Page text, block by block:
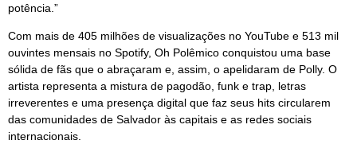
potência.”
Com mais de 405 milhões de visualizações no YouTube e 513 mil
ouvintes mensais no Spotify, Oh Polêmico conquistou uma base
sólida de fãs que o abraçaram e, assim, o apelidaram de Polly. O
artista representa a mistura de pagodão, funk e trap, letras
irreverentes e uma presença digital que faz seus hits circularem
das comunidades de Salvador às capitais e as redes sociais
internacionais.